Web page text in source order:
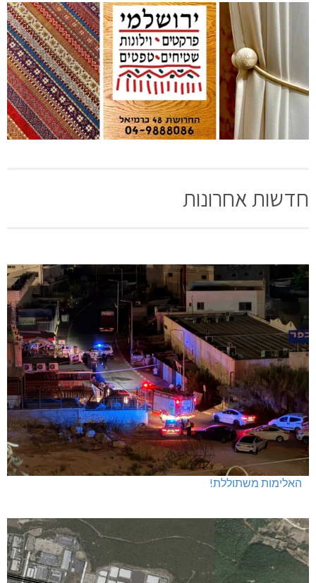
חדשות אחרונות
האלימות משתוללת!